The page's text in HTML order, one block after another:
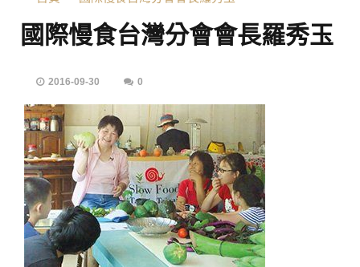
國際慢食台灣分會會長羅秀玉
2016-09-30 0